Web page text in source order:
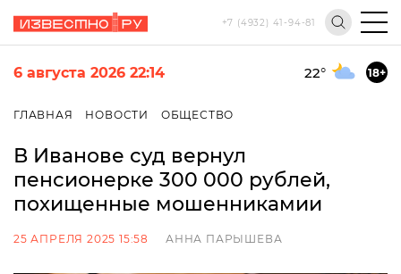
+7 (4932) 41-94-81
6 августа 2026 22:14 22° 18+
ГЛАВНАЯ НОВОСТИ ОБЩЕСТВО
В Иванове суд вернул
пенсионерке 300 000 рублей,
похищенные мошенникамии
25 АПРЕЛЯ 2025 15:58 АННА ПАРЫШЕВА